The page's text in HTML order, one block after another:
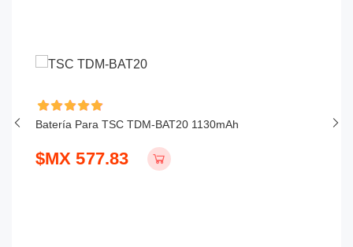
Batería Para TSC TDM-BAT20 1130mAh
$MX 577.83